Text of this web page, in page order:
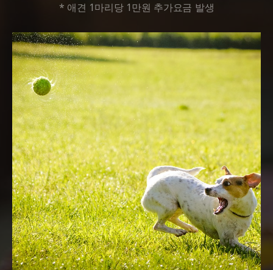
* 애견 1마리당 1만원 추가요금 발생